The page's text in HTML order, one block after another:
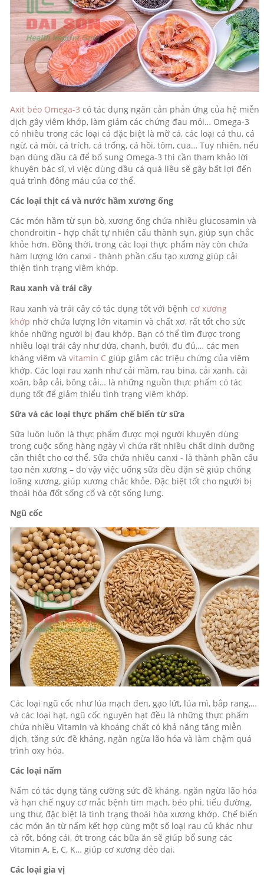
Axit béo Omega-3 có tác dụng ngăn cản phản ứng của hệ miễn
dịch gây viêm khớp, làm giảm các chứng đau mỏi… Omega-3
có nhiều trong các loại cá đặc biệt là mỡ cá, các loại cá thu, cá
ngừ, cá mòi, cá trích, cá trống, cá hồi, tôm, cua… Tuy nhiên, nếu
bạn dùng dầu cá để bổ sung Omega-3 thì cần tham khảo lời
khuyên bác sĩ, vì việc dùng dầu cá quá liều sẽ gây bất lợi đến
quá trình đông máu của cơ thể.
Các loại thịt cá và nước hầm xương ống
Các món hầm từ sụn bò, xương ống chứa nhiều glucosamin và
chondroitin - hợp chất tự nhiên cấu thành sụn, giúp sụn chắc
khỏe hơn. Đồng thời, trong các loại thực phẩm này còn chứa
hàm lượng lớn canxi - thành phần cấu tạo xương giúp cải
thiện tình trạng viêm khớp.
Rau xanh và trái cây
Rau xanh và trái cây có tác dụng tốt với bệnh cơ xương
khớp nhờ chứa lượng lớn vitamin và chất xơ, rất tốt cho sức
khỏe những người bị đau khớp. Bạn có thể tìm được trong
nhiều loại trái cây như dứa, chanh, bưởi, đu đủ,… các men
kháng viêm và vitamin C giúp giảm các triệu chứng của viêm
khớp. Các loại rau xanh như cải mầm, rau bina, cải xanh, cải
xoăn, bắp cải, bông cải… là những nguồn thực phẩm có tác
dụng tốt để giảm thiểu tình trạng viêm khớp.
Sữa và các loại thực phẩm chế biến từ sữa
Sữa luôn luôn là thực phẩm được mọi người khuyên dùng
trong cuộc sống hàng ngày vì chứa rất nhiều chất dinh dưỡng
cần thiết cho cơ thể. Sữa chứa nhiều canxi - là thành phần cấu
tạo nên xương – do vậy việc uống sữa đều đặn sẽ giúp chống
loãng xương, giúp xương chắc khỏe. Đặc biệt tốt cho người bị
thoái hóa đốt sống cổ và cột sống lưng.
Ngũ cốc
Các loại ngũ cốc như lúa mạch đen, gạo lứt, lúa mì, bắp rang,…
và các loại hạt, ngũ cốc nguyên hạt đều là những thực phẩm
chứa nhiều Vitamin và khoáng chất có khả năng tăng miễn
dịch, tăng sức đề kháng, ngăn ngừa lão hóa và làm chậm quá
trình oxy hóa.
Các loại nấm
Nấm có tác dụng tăng cường sức đề kháng, ngăn ngừa lão hóa
và hạn chế nguy cơ mắc bệnh tim mạch, béo phì, tiểu đường,
ung thư, đặc biệt là tình trạng thoái hóa xương khớp. Chế biến
các món ăn từ nấm kết hợp cùng một số loại rau củ khác như
cà rốt, bông cải, ớt trong các bữa ăn sẽ giúp bổ sung các
Vitamin A, E, C, K… giúp cơ xương dẻo dai.
Các loại gia vị